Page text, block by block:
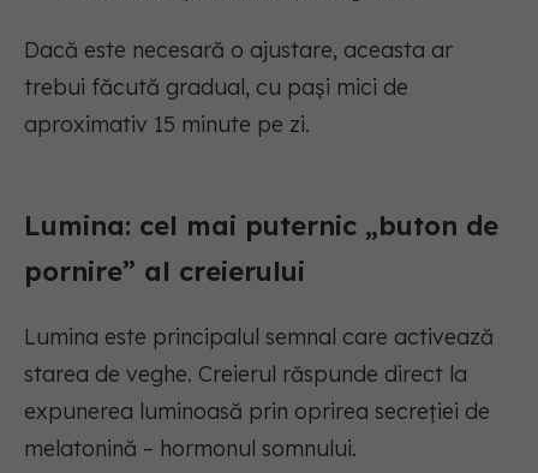
Dacă este necesară o ajustare, aceasta ar
trebui făcută gradual, cu pași mici de
aproximativ 15 minute pe zi.
Lumina: cel mai puternic „buton de
pornire” al creierului
Lumina este principalul semnal care activează
starea de veghe. Creierul răspunde direct la
expunerea luminoasă prin oprirea secreției de
melatonină – hormonul somnului.